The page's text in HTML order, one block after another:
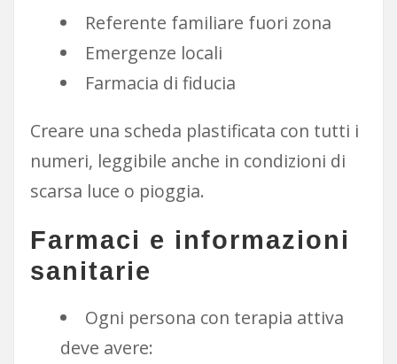
Referente familiare fuori zona
Emergenze locali
Farmacia di fiducia
Creare una scheda plastificata con tutti i
numeri, leggibile anche in condizioni di
scarsa luce o pioggia.
Farmaci e informazioni
sanitarie
Ogni persona con terapia attiva
deve avere: